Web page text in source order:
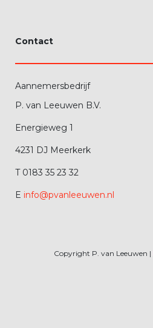
Contact
Aannemersbedrijf
P. van Leeuwen B.V.
Energieweg 1
4231 DJ Meerkerk
T 0183 35 23 32
E info@pvanleeuwen.nl
Copyright P. van Leeuwen |